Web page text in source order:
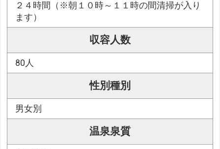
２４時間（※朝１０時～１１時の間清掃が入り
ます）
収容人数
80人
性別種別
男女別
温泉泉質